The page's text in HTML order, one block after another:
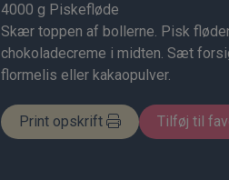
4000 g Piskefløde
Skær toppen af bollerne. Pisk
chokoladecreme i midten. Sæt
flormelis eller kakaopulver.
Print opskrift Tilføj til